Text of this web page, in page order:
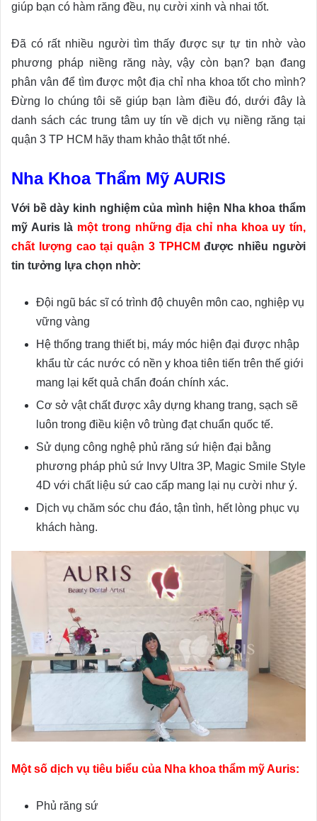
giúp bạn có hàm răng đều, nụ cười xinh và nhai tốt.
Đã có rất nhiều người tìm thấy được sự tự tin nhờ vào
phương pháp niềng răng này, vậy còn bạn? bạn đang
phân vân để tìm được một địa chỉ nha khoa tốt cho mình?
Đừng lo chúng tôi sẽ giúp bạn làm điều đó, dưới đây là
danh sách các trung tâm uy tín về dịch vụ niềng răng tại
quận 3 TP HCM hãy tham khảo thật tốt nhé.
Nha Khoa Thẩm Mỹ AURIS
Với bề dày kinh nghiệm của mình hiện Nha khoa thẩm
mỹ Auris là một trong những địa chỉ nha khoa uy tín,
chất lượng cao tại quận 3 TPHCM được nhiều người
tin tưởng lựa chọn nhờ:
Đội ngũ bác sĩ có trình độ chuyên môn cao, nghiệp vụ
vững vàng
Hệ thống trang thiết bị, máy móc hiện đại được nhập
khẩu từ các nước có nền y khoa tiên tiến trên thế giới
mang lại kết quả chẩn đoán chính xác.
Cơ sở vật chất được xây dựng khang trang, sạch sẽ
luôn trong điều kiện vô trùng đạt chuẩn quốc tế.
Sử dụng công nghệ phủ răng sứ hiện đại bằng
phương pháp phủ sứ Invy Ultra 3P, Magic Smile Style
4D với chất liệu sứ cao cấp mang lại nụ cười như ý.
Dịch vụ chăm sóc chu đáo, tận tình, hết lòng phục vụ
khách hàng.
Một số dịch vụ tiêu biểu của Nha khoa thẩm mỹ Auris:
Phủ răng sứ